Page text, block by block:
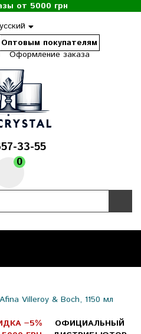
от 5000 грн
Оптовым покупателям
Оформление заказа
33-55
0
Villeroy & Boch, 1150 мл
−5%
ОФИЦИАЛЬНЫЙ